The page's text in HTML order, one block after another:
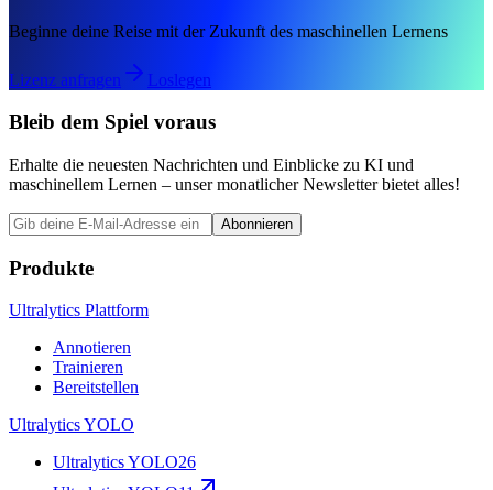
Beginne deine Reise mit der Zukunft des maschinellen Lernens
Lizenz anfragen Loslegen
Bleib dem Spiel voraus
Erhalte die neuesten Nachrichten und Einblicke zu KI und
maschinellem Lernen – unser monatlicher Newsletter bietet alles!
Abonnieren
Produkte
Ultralytics Plattform
Annotieren
Trainieren
Bereitstellen
Ultralytics YOLO
Ultralytics YOLO26